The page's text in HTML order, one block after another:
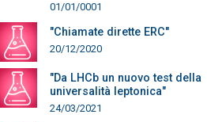
01/01/0001
"Chiamate dirette ERC"
20/12/2020
"Da LHCb un nuovo test della
universalità leptonica"
24/03/2021